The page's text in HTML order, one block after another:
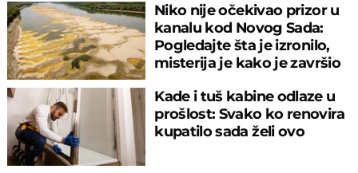
Niko nije očekivao prizor u
kanalu kod Novog Sada:
Pogledajte šta je izronilo,
misterija je kako je završio
Kade i tuš kabine odlaze u
prošlost: Svako ko renovira
kupatilo sada želi ovo